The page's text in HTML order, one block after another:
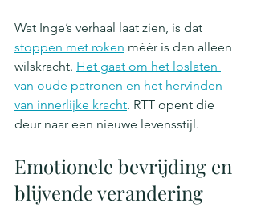
Wat Inge’s verhaal laat zien, is dat
stoppen met roken méér is dan alleen
wilskracht. Het gaat om het loslaten
van oude patronen en het hervinden
van innerlijke kracht. RTT opent die
deur naar een nieuwe levensstijl.
Emotionele bevrijding en
blijvende verandering